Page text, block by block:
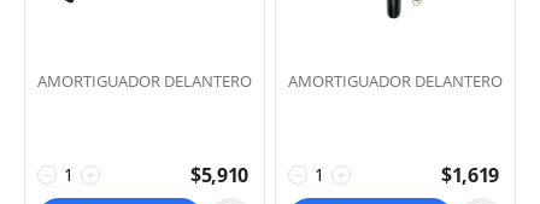
AMORTIGUADOR DELANTERO
+
− $5,910
AMORTIGUADOR DELANTERO
+
− $1,619